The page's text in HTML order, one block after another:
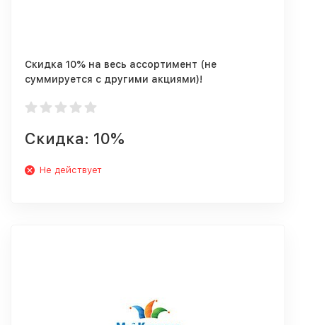
Скидка 10% на весь ассортимент (не
суммируется с другими акциями)!
Скидка: 10%
Не действует